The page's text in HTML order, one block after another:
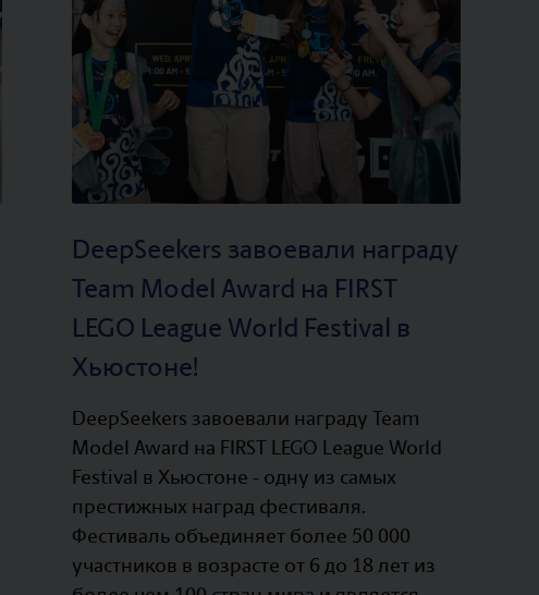
DeepSeekers завоевали награду
Team Model Award на FIRST
LEGO League World Festival в
Хьюстоне!
DeepSeekers завоевали награду Team
Model Award на FIRST LEGO League World
Festival в Хьюстоне - одну из самых
престижных наград фестиваля.
Фестиваль объединяет более 50 000
участников в возрасте от 6 до 18 лет из